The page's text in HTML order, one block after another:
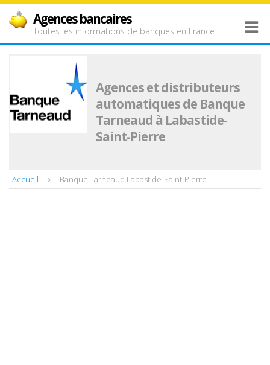
Agences bancaires
Toutes les informations de banques en France
Agences et distributeurs
automatiques de Banque
Tarneaud à Labastide-
Saint-Pierre
Accueil Banque Tarneaud Labastide-Saint-Pierre